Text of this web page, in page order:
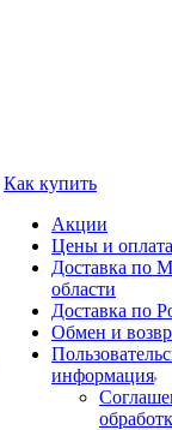
Как купить
Акции
Цены и оплата
Доставка по
области
Доставка по
Обмен и
информация